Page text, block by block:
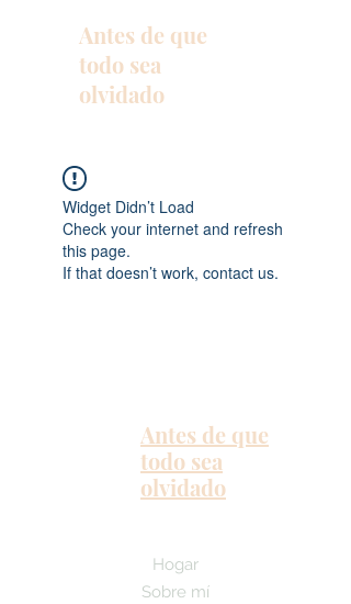
Antes de que
todo sea
olvidado
Widget Didn’t Load
Check your internet and refresh
this page.
If that doesn’t work, contact us.
Antes de que
todo sea
olvidado
Hogar
Sobre mí